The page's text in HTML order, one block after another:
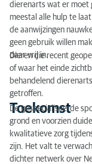
dierenarts wat er moet
meestal alle hulp te
de aanwijzingen
geen gebruik willen
daar vrij in.
Dieren die recent
of waar het einde
behandelend
getroffen.
Toekomst
De gespecialiseerde
grond en voorzien
kwalitatieve zorg
zijn. Het valt te
dichter netwerk over